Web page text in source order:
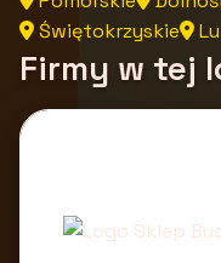
Świętokrzyskie
Firmy w tej